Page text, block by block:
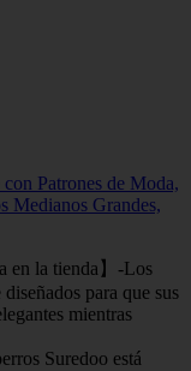
Patrones de Moda,
Medianos Grandes,
en la tienda】-Los
para que sus
mientras
Suredoo está